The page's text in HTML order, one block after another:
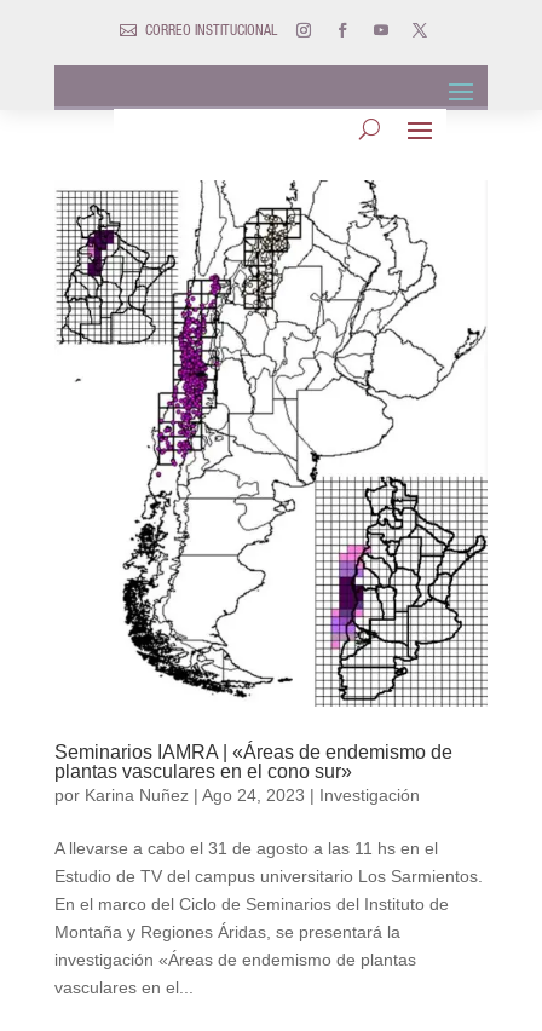
 CORREO INSTITUCIONAL
Seminarios IAMRA | «Áreas de endemismo de
plantas vasculares en el cono sur»
por Karina Nuñez| Ago 24, 2023 | Investigación
A llevarse a cabo el 31 de agosto a las 11 hs en el
Estudio de TV del campus universitario Los Sarmientos.
En el marco del Ciclo de Seminarios del Instituto de
Montaña y Regiones Áridas, se presentará la
investigación «Áreas de endemismo de plantas
vasculares en el...